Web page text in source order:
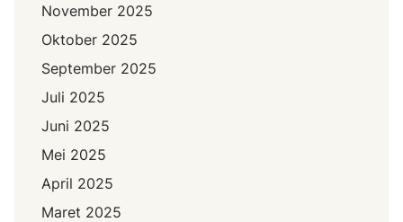
November 2025
Oktober 2025
September 2025
Juli 2025
Juni 2025
Mei 2025
April 2025
Maret 2025